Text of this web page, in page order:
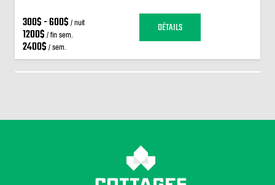
300$ - 600$ / nuit
1200$ / fin sem.
2400$ / sem.
DÉTAILS